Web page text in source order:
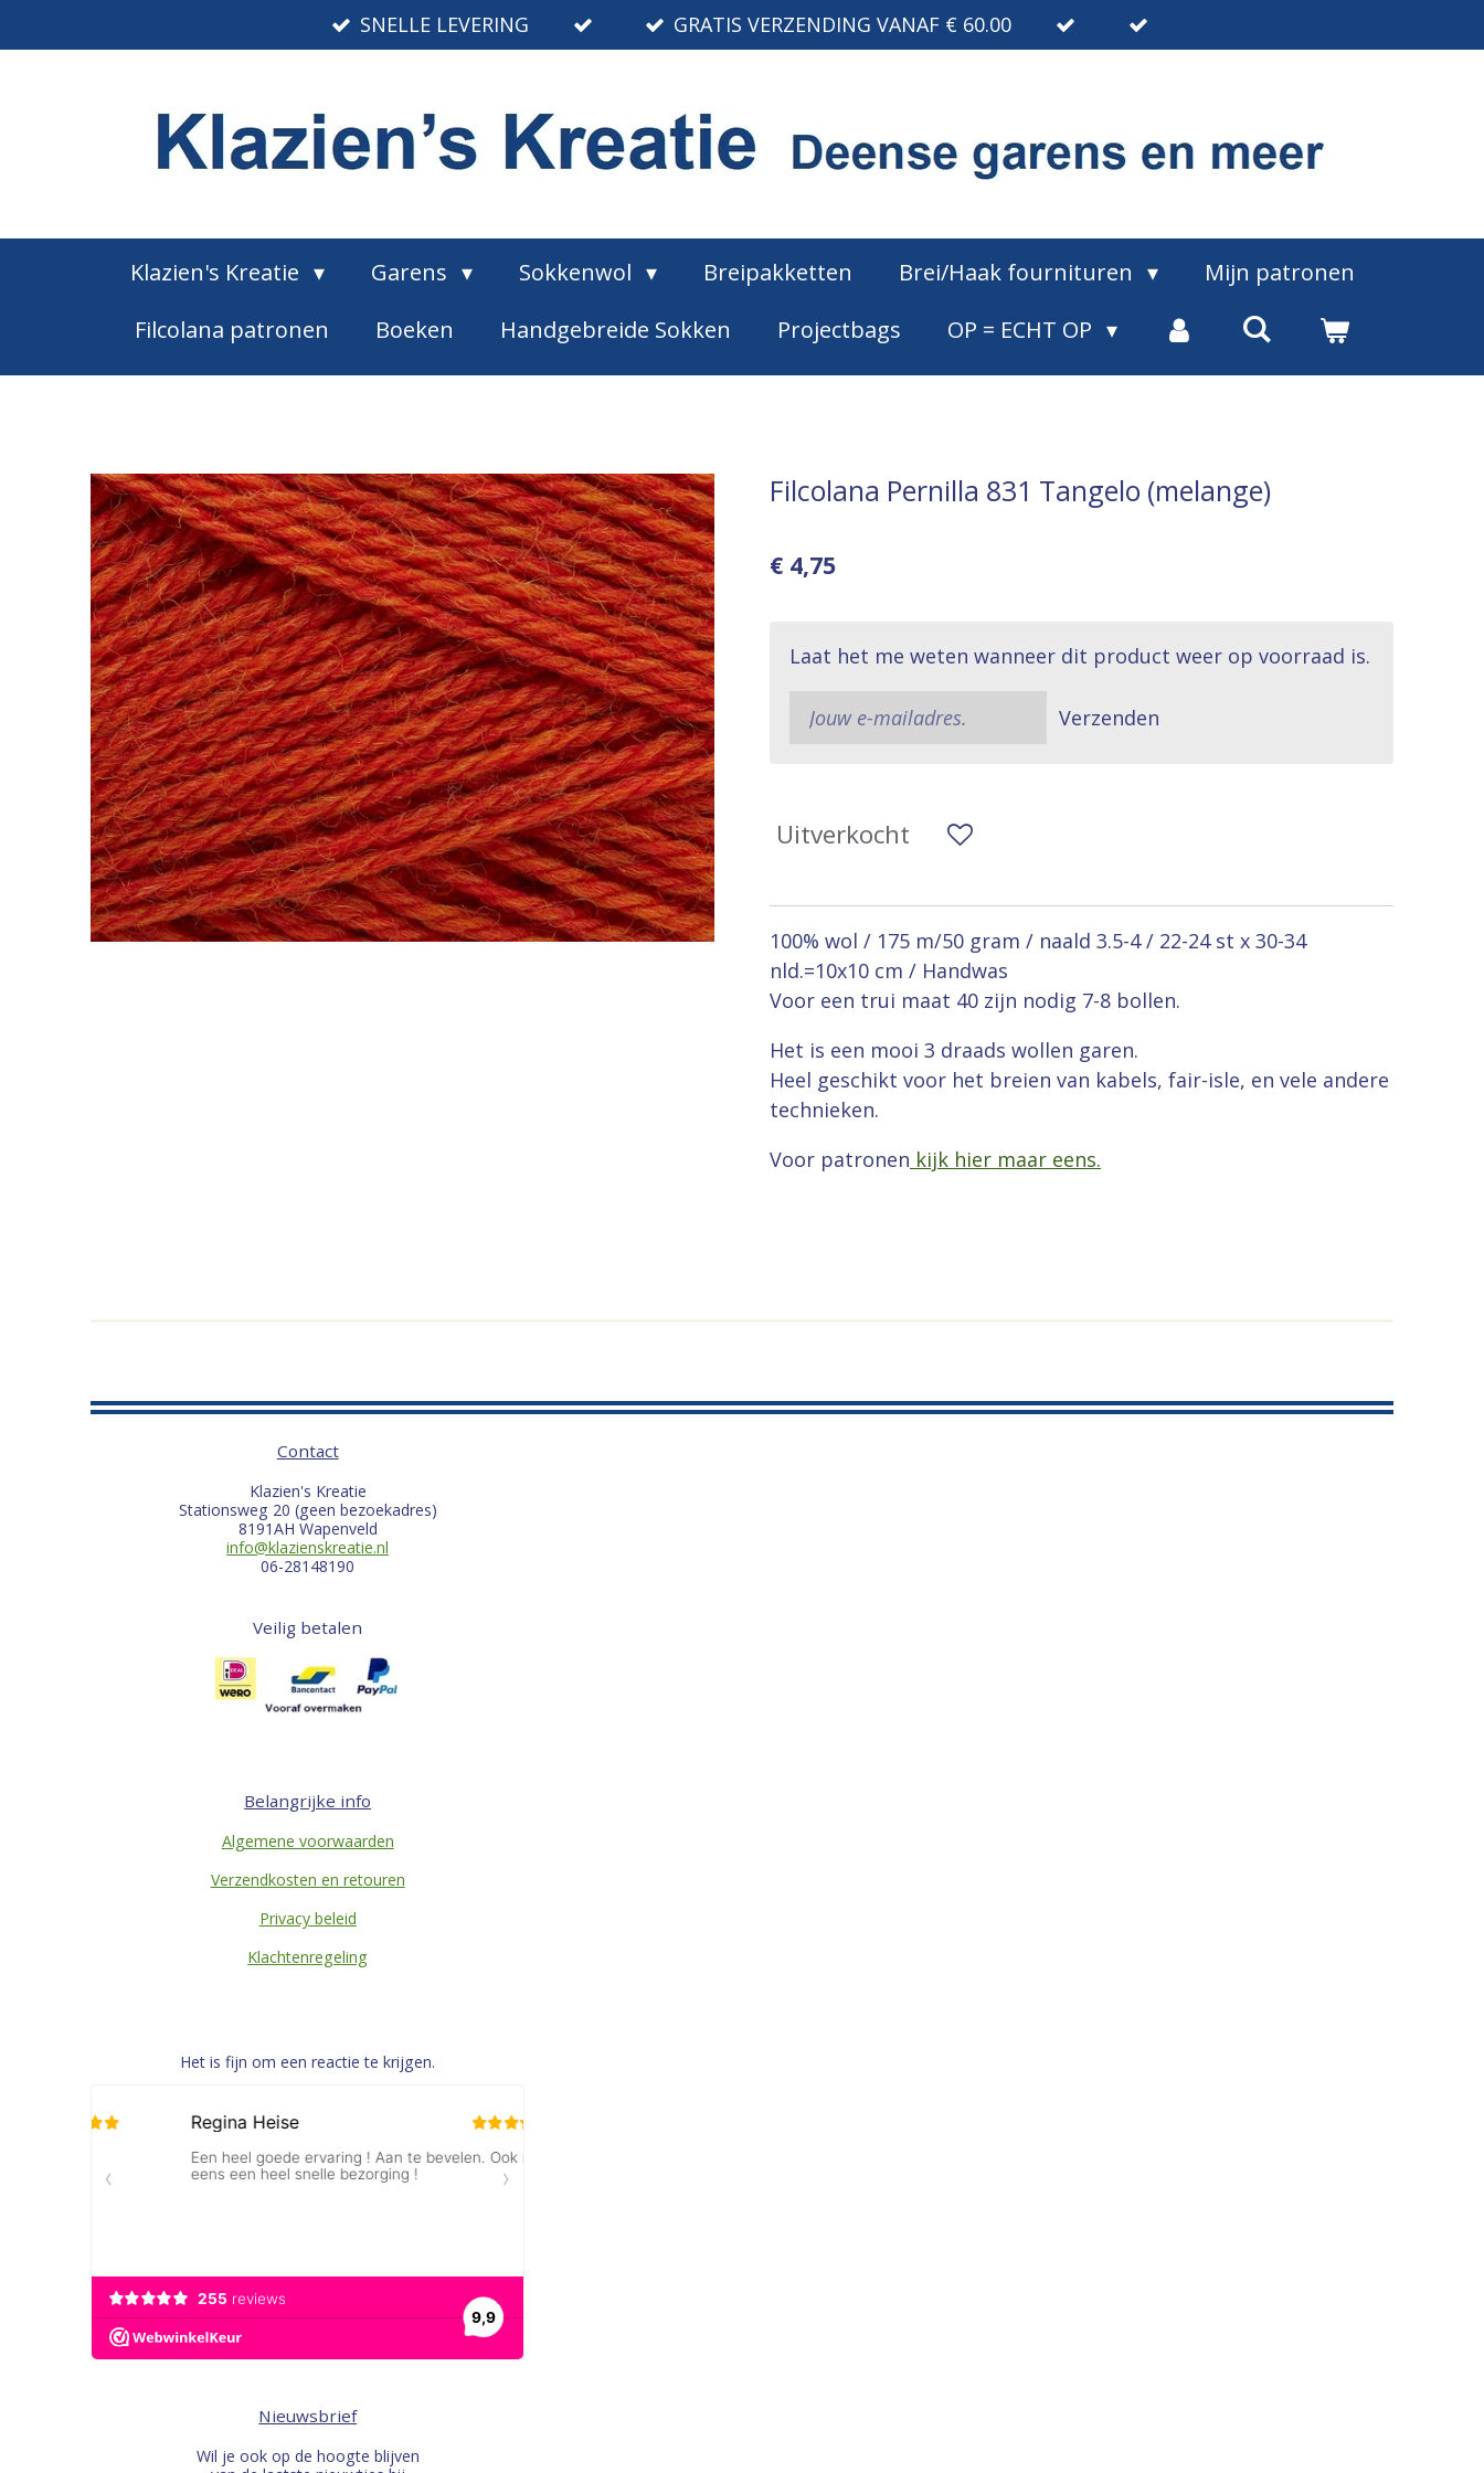
direct
SNELLE LEVERING GRATIS VERZENDING VANAF € 60.00
Klazien's Kreatie Garens Sokkenwol Breipakketten Brei/Haak fournituren
Mijn patronen
Filcolana patronen
Boeken Handgebreide Sokken Projectbags OP = ECHT OP
Filcolana Pernilla 831 Tangelo (melange)
€ 4,75
Laat het me weten wanneer dit product weer op voorraad is.
Verzenden
Uitverkocht
100% wol / 175 m/50 gram / naald 3.5-4 / 22-24 st x 30-34
nld.=10x10 cm / Handwas
Voor een trui maat 40 zijn nodig 7-8 bollen.
Het is een mooi 3 draads wollen garen.
Heel geschikt voor het breien van kabels, fair-isle, en vele andere
technieken.
Voor patronen kijk hier maar eens.
Contact
Klazien's Kreatie
Stationsweg 20 (geen bezoekadres)
8191AH Wapenveld
info@klazienskreatie.nl
06-28148190
Veilig betalen
Belangrijke info
Algemene voorwaarden
Verzendkosten en retouren
Privacy beleid
Klachtenregeling
Het is fijn om een reactie te krijgen.
Nieuwsbrief
Wil je ook op de hoogte blijven